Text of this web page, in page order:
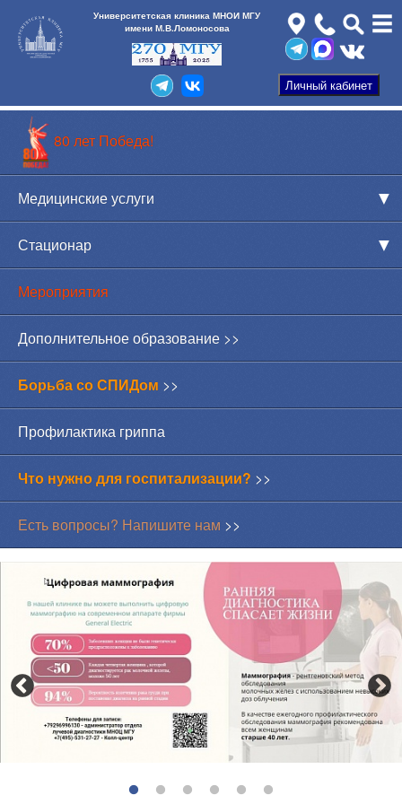
Университетская клиника МНОИ МГУ
имени М.В.Ломоносова
80 лет Победа!
Медицинские услуги
Стационар
Мероприятия
Дополнительное образование >>
Борьба со СПИДом >>
Профилактика гриппа
Что нужно для госпитализации? >>
Есть вопросы? Напишите нам >>